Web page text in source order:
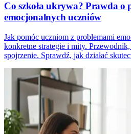
Co szkoła ukrywa? Prawda o
emocjonalnych uczniów
Jak pomóc uczniom z problemami
konkretne strategie i mity.
spojrzenie. Sprawdź, jak działać